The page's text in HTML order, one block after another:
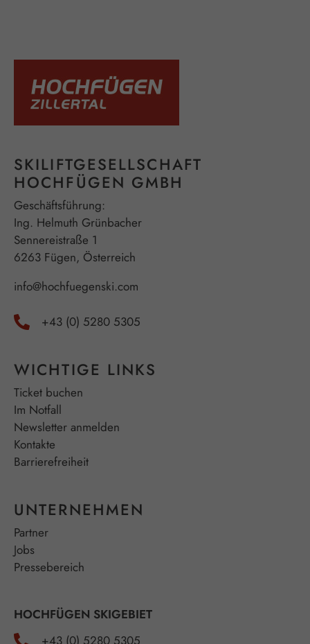
SKILIFTGESELLSCHAFT
HOCHFÜGEN GMBH
Geschäftsführung:
Ing. Helmuth Grünbacher
Sennereistraße 1
6263 Fügen, Österreich
info@hochfuegenski.com
+43 (0) 5280 5305
WICHTIGE LINKS
Ticket buchen
Im Notfall
Newsletter anmelden
Kontakte
Barrierefreiheit
UNTERNEHMEN
Partner
Jobs
Pressebereich
HOCHFÜGEN SKIGEBIET
+43 (0) 5280 5305